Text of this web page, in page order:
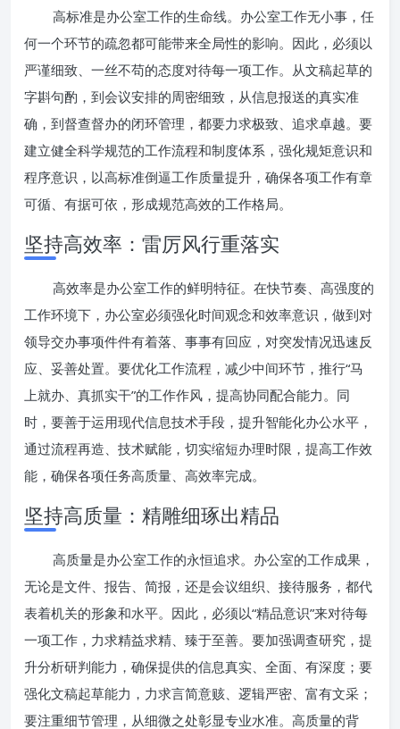
高标准是办公室工作的生命线。办公室工作无小事，任
何一个环节的疏忽都可能带来全局性的影响。因此，必须以
严谨细致、一丝不苟的态度对待每一项工作。从文稿起草的
字斟句酌，到会议安排的周密细致，从信息报送的真实准
确，到督查督办的闭环管理，都要力求极致、追求卓越。要
建立健全科学规范的工作流程和制度体系，强化规矩意识和
程序意识，以高标准倒逼工作质量提升，确保各项工作有章
可循、有据可依，形成规范高效的工作格局。
坚持高效率：雷厉风行重落实
高效率是办公室工作的鲜明特征。在快节奏、高强度的
工作环境下，办公室必须强化时间观念和效率意识，做到对
领导交办事项件件有着落、事事有回应，对突发情况迅速反
应、妥善处置。要优化工作流程，减少中间环节，推行“马
上就办、真抓实干”的工作作风，提高协同配合能力。同
时，要善于运用现代信息技术手段，提升智能化办公水平，
通过流程再造、技术赋能，切实缩短办理时限，提高工作效
能，确保各项任务高质量、高效率完成。
坚持高质量：精雕细琢出精品
高质量是办公室工作的永恒追求。办公室的工作成果，
无论是文件、报告、简报，还是会议组织、接待服务，都代
表着机关的形象和水平。因此，必须以“精品意识”来对待每
一项工作，力求精益求精、臻于至善。要加强调查研究，提
升分析研判能力，确保提供的信息真实、全面、有深度；要
强化文稿起草能力，力求言简意赅、逻辑严密、富有文采；
要注重细节管理，从细微之处彰显专业水准。高质量的背